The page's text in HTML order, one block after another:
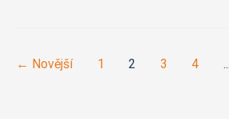
← Novější 1 2 3 4 ...